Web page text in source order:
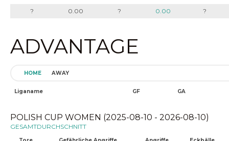
? 0.00 ? 0.00 ?
ADVANTAGE
HOME AWAY
Liganame GF GA
POLISH CUP WOMEN (2025-08-10 - 2026-08-10)
GESAMTDURCHSCHNITT